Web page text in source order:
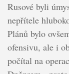
Rusové byli
nepřítele
Plánů bylo
ofensivu, ale i
počítal na